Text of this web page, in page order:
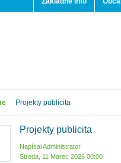
Projekty publicita
Projekty publicita
Napísal Administrator
Streda, 11 Marec 2026 00:00